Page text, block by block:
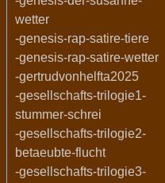
wetter
-genesis-rap-satire-tiere
-genesis-rap-satire-wetter
-gertrudvonhelfta2025
-gesellschafts-trilogie1-
stummer-schrei
-gesellschafts-trilogie2-
betaeubte-flucht
-gesellschafts-trilogie3-